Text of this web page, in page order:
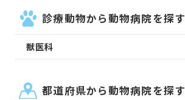
診療動物から動物病院を探す
獣医科
都道府県から動物病院を探す